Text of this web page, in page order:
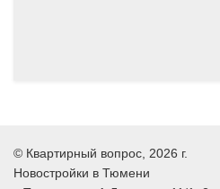
© Квартирный вопрос , 2026 г.
Новостройки в Тюмени